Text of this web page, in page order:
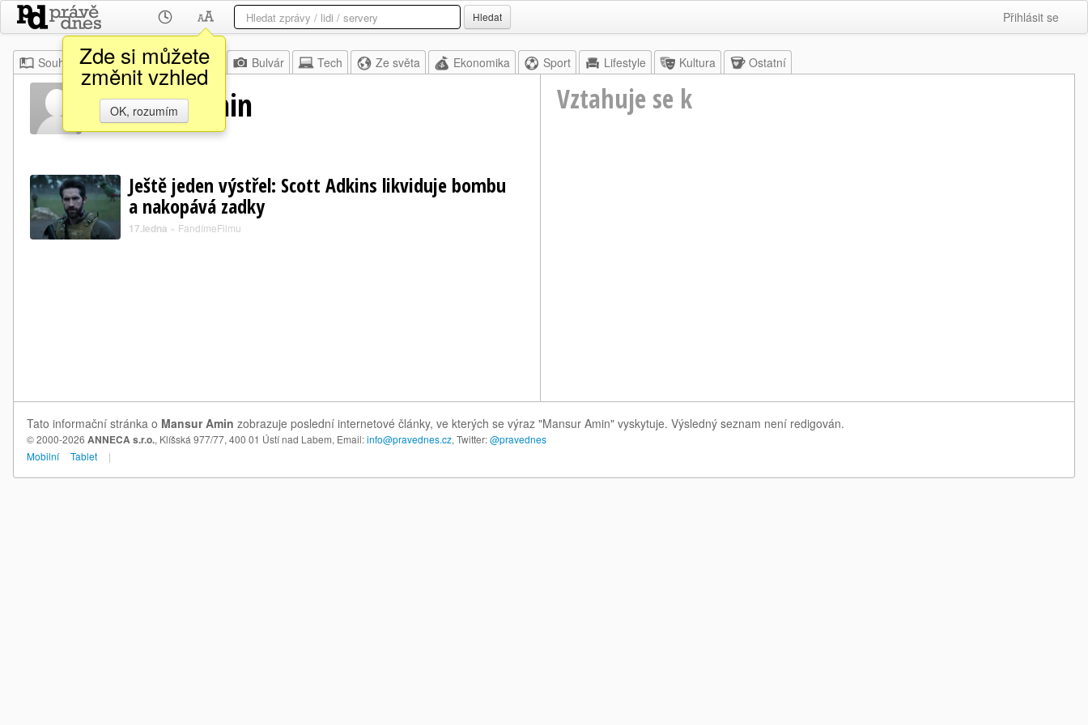
Zde si můžete
změnit vzhled
OK, rozumím
Hledat Přihlásit se
Souhrn Moje Z domova Bulvár Tech Ze světa Ekonomika Sport Lifestyle Kultura Ostatní
Mansur Amin Vztahuje se k
Ještě jeden výstřel: Scott Adkins likviduje bombu
a nakopává zadky
17.ledna » FandímeFilmu
Tato informační stránka o Mansur Amin zobrazuje poslední internetové články, ve kterých se výraz "Mansur Amin" vyskytuje. Výsledný seznam není redigován.
© 2000-2026 ANNECA s.r.o., Klíšská 977/77, 400 01 Ústí nad Labem, Email:info@pravednes.cz, Twitter:@pravednes
Mobilní
Tablet |